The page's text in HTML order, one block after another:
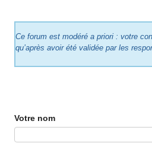
Ce forum est modéré a priori : votre
qu’après avoir été validée par les
Votre nom